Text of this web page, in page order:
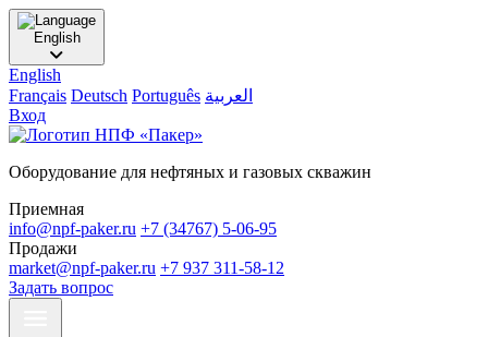
English
English
Français Deutsch Português العربية
Вход
Оборудование для нефтяных и газовых скважин
Приемная
info@npf-paker.ru +7 (34767) 5-06-95
Продажи
market@npf-paker.ru +7 937 311-58-12
Задать вопрос